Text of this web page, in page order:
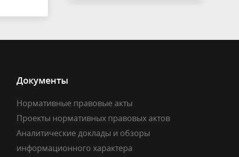
Документы
Нормативные правовые акты
Проекты нормативных правовых актов
Аналитические доклады и обзоры
информационного характера